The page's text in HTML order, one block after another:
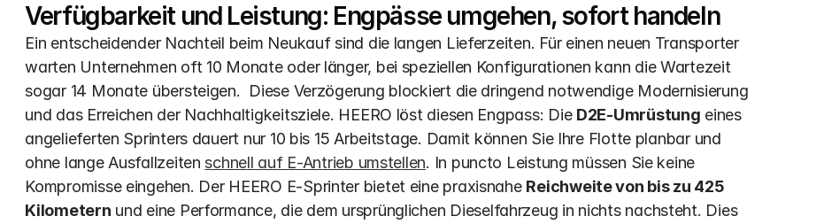
Verfügbarkeit und Leistung: Engpässe umgehen, sofort handeln
Ein entscheidender Nachteil beim Neukauf sind die langen Lieferzeiten. Für einen neuen Transporter
warten Unternehmen oft 10 Monate oder länger, bei speziellen Konfigurationen kann die Wartezeit
sogar 14 Monate übersteigen.  Diese Verzögerung blockiert die dringend notwendige Modernisierung
und das Erreichen der Nachhaltigkeitsziele. HEERO löst diesen Engpass: Die D2E-Umrüstung eines
angelieferten Sprinters dauert nur 10 bis 15 Arbeitstage. Damit können Sie Ihre Flotte planbar und
ohne lange Ausfallzeiten schnell auf E-Antrieb umstellen. In puncto Leistung müssen Sie keine
Kompromisse eingehen. Der HEERO E-Sprinter bietet eine praxisnahe Reichweite von bis zu 425
Kilometern und eine Performance, die dem ursprünglichen Dieselfahrzeug in nichts nachsteht. Dies